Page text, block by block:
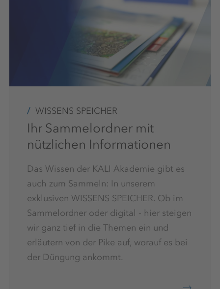
WISSENS SPEICHER
Ihr Sammelordner mit
nützlichen Informationen
Das Wissen der KALI Akademie gibt es
auch zum Sammeln: In unserem
exklusiven WISSENS SPEICHER. Ob im
Sammelordner oder digital - hier steigen
wir ganz tief in die Themen ein und
erläutern von der Pike auf, worauf es bei
der Düngung ankommt.